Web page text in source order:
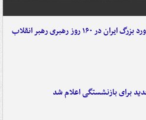
برای بازنشستگی اعلام شد